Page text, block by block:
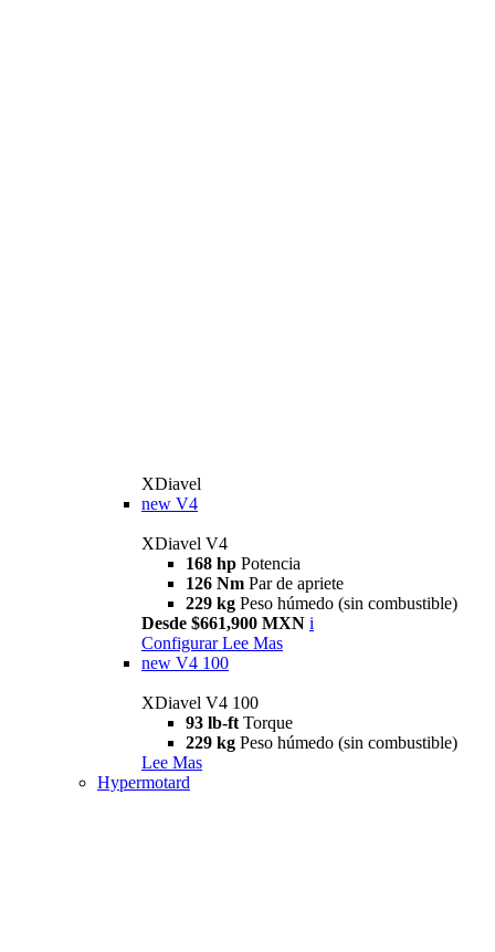
XDiavel
new V4
XDiavel V4
168 hp Potencia
126 Nm Par de apriete
229 kg Peso húmedo (sin combustible)
Desde $661,900 MXN i
Configurar Lee Mas
new V4 100
XDiavel V4 100
93 lb-ft Torque
229 kg Peso húmedo (sin combustible)
Lee Mas
Hypermotard